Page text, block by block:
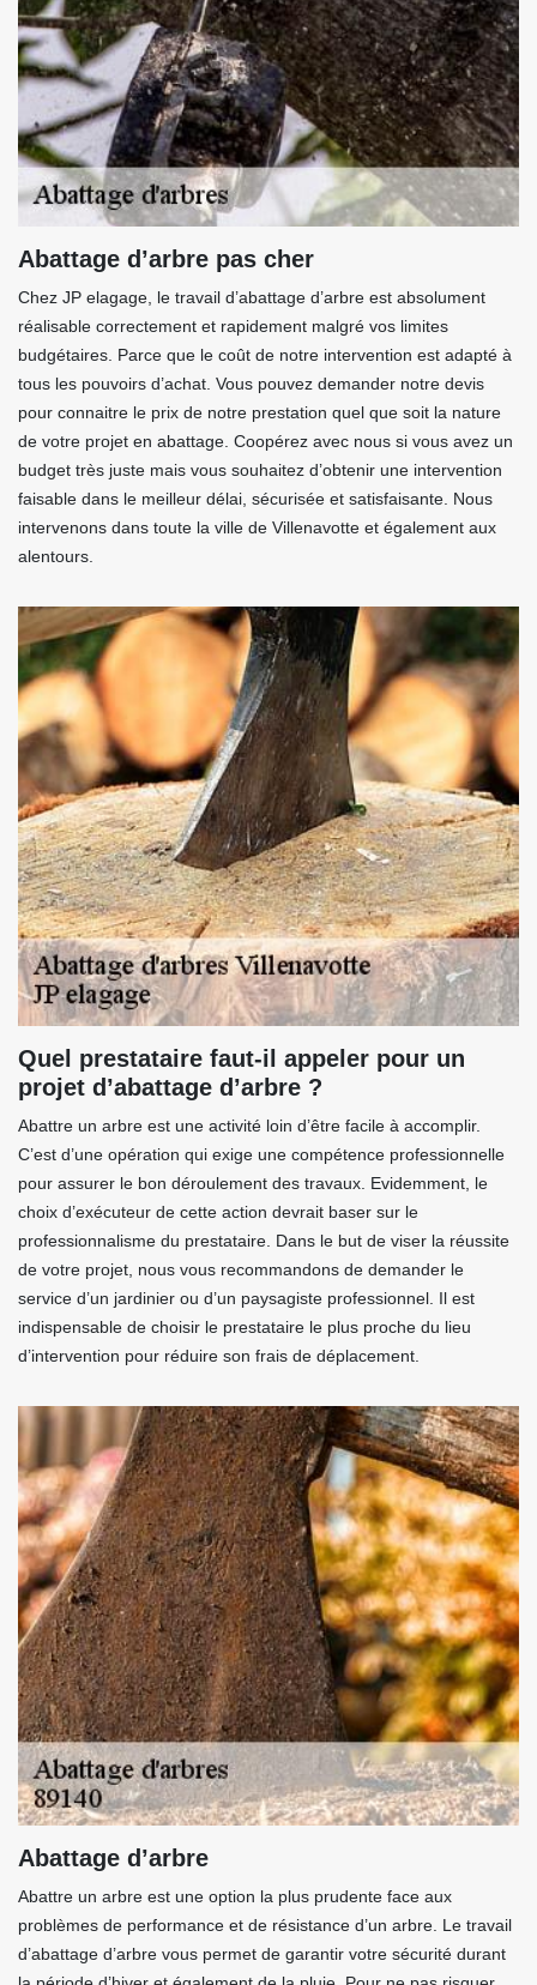
Abattage d’arbre pas cher
Chez JP elagage, le travail d’abattage d’arbre est absolument
réalisable correctement et rapidement malgré vos limites
budgétaires. Parce que le coût de notre intervention est adapté à
tous les pouvoirs d’achat. Vous pouvez demander notre devis
pour connaitre le prix de notre prestation quel que soit la nature
de votre projet en abattage. Coopérez avec nous si vous avez un
budget très juste mais vous souhaitez d’obtenir une intervention
faisable dans le meilleur délai, sécurisée et satisfaisante. Nous
intervenons dans toute la ville de Villenavotte et également aux
alentours.
Quel prestataire faut-il appeler pour un
projet d’abattage d’arbre ?
Abattre un arbre est une activité loin d’être facile à accomplir.
C’est d’une opération qui exige une compétence professionnelle
pour assurer le bon déroulement des travaux. Evidemment, le
choix d’exécuteur de cette action devrait baser sur le
professionnalisme du prestataire. Dans le but de viser la réussite
de votre projet, nous vous recommandons de demander le
service d’un jardinier ou d’un paysagiste professionnel. Il est
indispensable de choisir le prestataire le plus proche du lieu
d’intervention pour réduire son frais de déplacement.
Abattage d’arbre
Abattre un arbre est une option la plus prudente face aux
problèmes de performance et de résistance d’un arbre. Le travail
d’abattage d’arbre vous permet de garantir votre sécurité durant